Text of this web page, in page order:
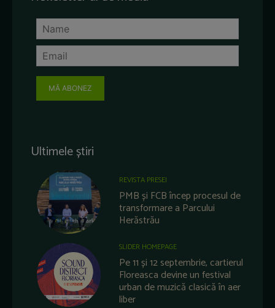
MĂ ABONEZ
Ultimele știri
REVISTA PRESEI
PMB și FCB încep procesul de
transformare a Parcului
Herăstrău
SLIDER HOMEPAGE
Pe 11 și 12 septembrie, cartierul
Floreasca devine un festival
urban de muzică clasică în aer
liber